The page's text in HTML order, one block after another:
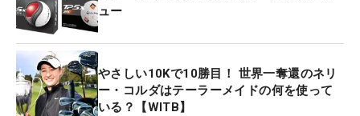
ュー
やさしい10Kで10勝目！ 世界一奪還のネリ
ー・コルダはテーラーメイドの何を使って
いる？【WITB】